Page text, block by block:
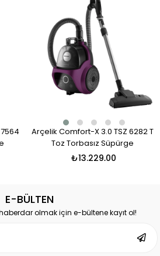
Arçelik Comfort-X 3.0 TSZ 6282 T
Toz Torbasız Süpürge
₺13.229,00
E-BÜLTEN
olmak için e-bültene kayıt ol!